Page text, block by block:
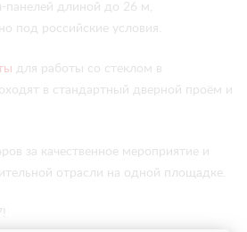
панелей длиной до 26 м,
под российские условия.
для работы со стеклом в
в стандартный дверной проём и
за качественное мероприятие и
отрасли на одной площадке.